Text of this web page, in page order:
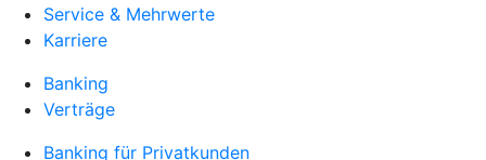
Service & Mehrwerte
Karriere
Banking
Verträge
Banking für Privatkunden